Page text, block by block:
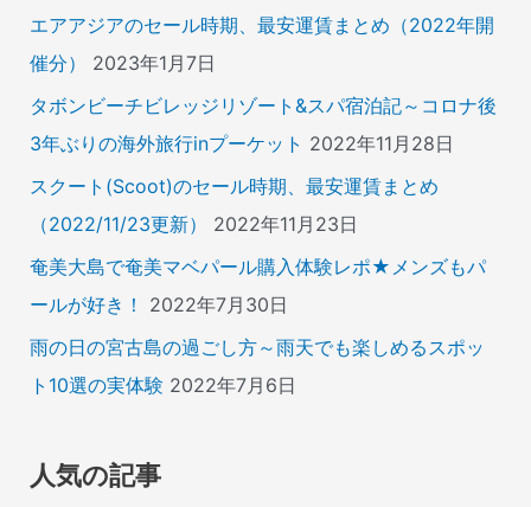
エアアジアのセール時期、最安運賃まとめ（2022年開
催分）
2023年1月7日
タボンビーチビレッジリゾート&スパ宿泊記～コロナ後
3年ぶりの海外旅行inプーケット 2022年11月28日
スクート(Scoot)のセール時期、最安運賃まとめ
（2022/11/23更新）
2022年11月23日
奄美大島で奄美マベパール購入体験レポ★メンズもパ
ールが好き！
2022年7月30日
雨の日の宮古島の過ごし方～雨天でも楽しめるスポッ
ト10選の実体験 2022年7月6日
人気の記事